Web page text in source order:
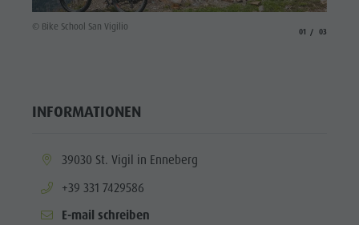
Enneberg
© Bike School San Vigilio
01 03
INFORMATIONEN
aria.location:
39030 St. Vigil in Enneberg
aria.phone:
+39 331 7429586
E-mail schreiben